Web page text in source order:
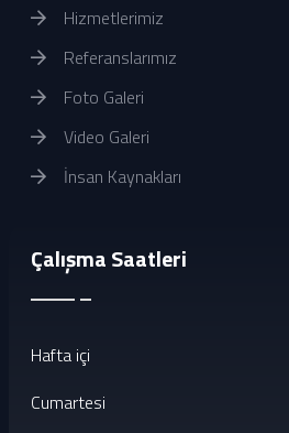
Hizmetlerimiz
Referanslarımız
Foto Galeri
Video Galeri
İnsan Kaynakları
Çalışma Saatleri
Hafta içi
Cumartesi